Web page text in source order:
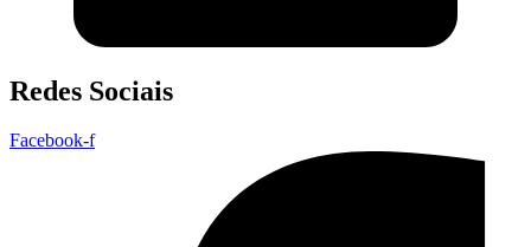
Redes Sociais
Facebook-f